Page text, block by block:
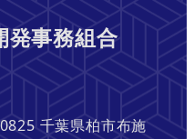
発事務組合
葉県柏市布施